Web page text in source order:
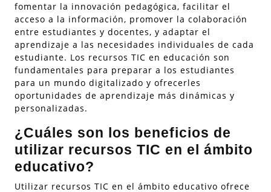
fomentar la innovación pedagógica, facilitar el
acceso a la información, promover la colaboración
entre estudiantes y docentes, y adaptar el
aprendizaje a las necesidades individuales de cada
estudiante. Los recursos TIC en educación son
fundamentales para preparar a los estudiantes
para un mundo digitalizado y ofrecerles
oportunidades de aprendizaje más dinámicas y
personalizadas.
¿Cuáles son los beneficios de
utilizar recursos TIC en el ámbito
educativo?
Utilizar recursos TIC en el ámbito educativo ofrece